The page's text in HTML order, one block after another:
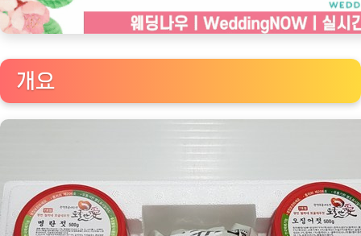
서
맛:
토
굴
개요